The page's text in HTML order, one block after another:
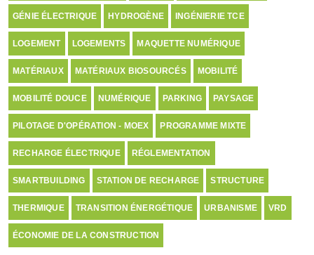
GÉNIE ÉLECTRIQUE HYDROGÈNE INGÉNIERIE TCE
LOGEMENT LOGEMENTS MAQUETTE NUMÉRIQUE
MATÉRIAUX MATÉRIAUX BIOSOURCÉS MOBILITÉ
MOBILITÉ DOUCE NUMÉRIQUE PARKING PAYSAGE
PILOTAGE D'OPÉRATION - MOEX PROGRAMME MIXTE
RECHARGE ÉLECTRIQUE RÉGLEMENTATION
SMARTBUILDING STATION DE RECHARGE STRUCTURE
THERMIQUE TRANSITION ÉNERGÉTIQUE URBANISME VRD
ÉCONOMIE DE LA CONSTRUCTION